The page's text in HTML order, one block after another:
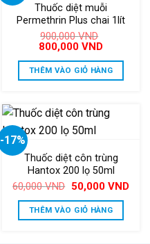
Thuốc diệt muỗi
Permethrin Plus chai 1lít
900,000VND
Giá
là:
900,000 VND.
800,000 VNDGiá
tại
là:
800,000
THÊM VÀO GIỎ HÀNG
VND.
-17%
Thuốc diệt côn trùng
Hantox 200 lọ 50ml
60,000VND Giá
gốc
là:
60,000 VND.
50,000 VNDGiá
THÊM VÀO GIỎ HÀNG